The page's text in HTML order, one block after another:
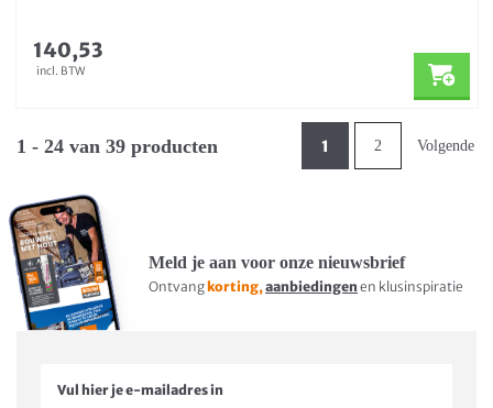
140,53
incl. BTW
1 - 24 van 39 producten 1 2 Volgende
Meld je aan voor onze nieuwsbrief
Ontvang korting,aanbiedingen en klusinspiratie